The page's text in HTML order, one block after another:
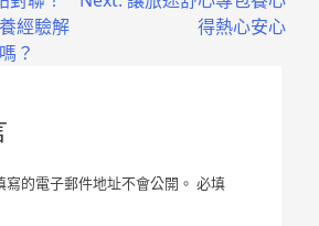
經驗解
？
得熱心安心
寫的電子郵件地址不會公開。 必填